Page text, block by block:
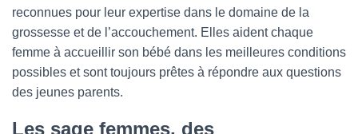
reconnues pour leur expertise dans le domaine de la
grossesse et de l’accouchement. Elles aident chaque
femme à accueillir son bébé dans les meilleures conditions
possibles et sont toujours prêtes à répondre aux questions
des jeunes parents.
Les sage femmes, des